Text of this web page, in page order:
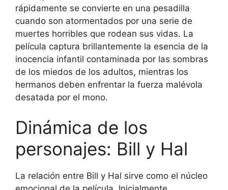
rápidamente se convierte en una pesadilla
cuando son atormentados por una serie de
muertes horribles que rodean sus vidas. La
película captura brillantemente la esencia de la
inocencia infantil contaminada por las sombras
de los miedos de los adultos, mientras los
hermanos deben enfrentar la fuerza malévola
desatada por el mono.
Dinámica de los
personajes: Bill y Hal
La relación entre Bill y Hal sirve como el núcleo